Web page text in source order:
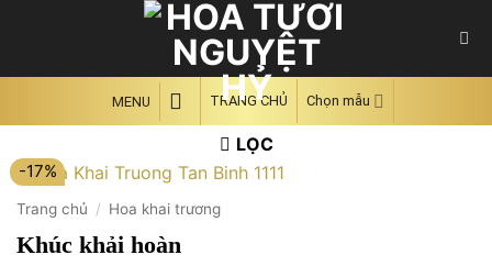
MENU TRANG CHỦ Chọn mẫu
LỌC
-17%
Trang chủ / Hoa khai trương
Khúc khải hoàn